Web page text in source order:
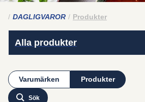
DAGLIGVAROR Produkter
Alla produkter
Varumärken Produkter
Sök